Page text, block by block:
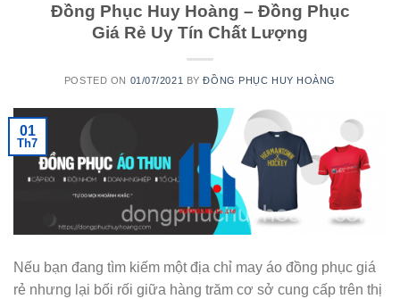
Đồng Phục Huy Hoàng – Đồng Phục
Giá Rẻ Uy Tín Chất Lượng
POSTED ON 01/07/2021 BYĐỒNG PHỤC HUY HOÀNG
01
Th7
Nếu bạn đang tìm kiếm một địa chỉ may áo đồng phục giá
rẻ nhưng lại bối rối giữa hàng trăm cơ sở cung cấp trên thị